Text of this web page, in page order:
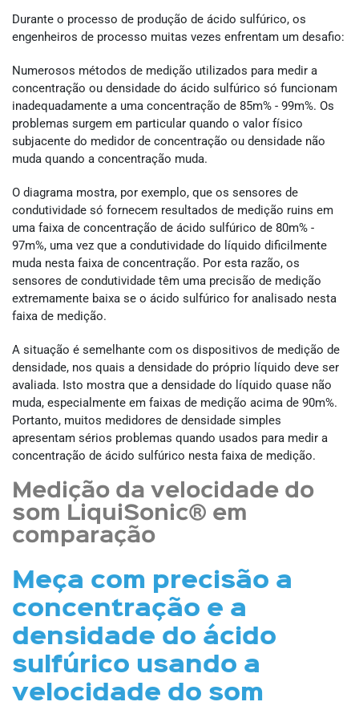
Durante o processo de produção de ácido sulfúrico, os
engenheiros de processo muitas vezes enfrentam um desafio:
Numerosos métodos de medição utilizados para medir a
concentração ou densidade do ácido sulfúrico só funcionam
inadequadamente a uma concentração de 85m% - 99m%. Os
problemas surgem em particular quando o valor físico
subjacente do medidor de concentração ou densidade não
muda quando a concentração muda.
O diagrama mostra, por exemplo, que os sensores de
condutividade só fornecem resultados de medição ruins em
uma faixa de concentração de ácido sulfúrico de 80m% -
97m%, uma vez que a condutividade do líquido dificilmente
muda nesta faixa de concentração. Por esta razão, os
sensores de condutividade têm uma precisão de medição
extremamente baixa se o ácido sulfúrico for analisado nesta
faixa de medição.
A situação é semelhante com os dispositivos de medição de
densidade, nos quais a densidade do próprio líquido deve ser
avaliada. Isto mostra que a densidade do líquido quase não
muda, especialmente em faixas de medição acima de 90m%.
Portanto, muitos medidores de densidade simples
apresentam sérios problemas quando usados ​​para medir a
concentração de ácido sulfúrico nesta faixa de medição.
Medição da velocidade do
som LiquiSonic® em
comparação
Meça com precisão a
concentração e a
densidade do ácido
sulfúrico usando a
velocidade do som